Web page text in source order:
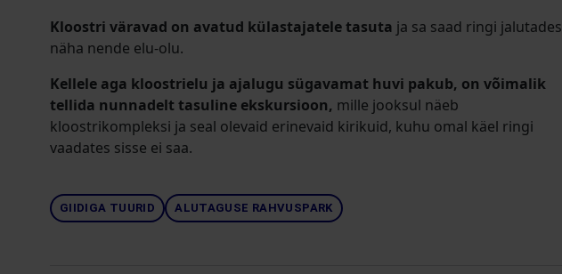
Kloostri väravad on avatud külastajatele tasuta ja sa saad ringi jalutades
näha nende elu-olu.
Kellele aga kloostrielu ja ajalugu sügavamat huvi pakub, on võimalik
tellida nunnadelt tasuline ekskursioon, mille jooksul näeb
kloostrikompleksi ja seal olevaid erinevaid kirikuid, kuhu omal käel ringi
vaadates sisse ei saa.
GIIDIGA TUURID ALUTAGUSE RAHVUSPARK